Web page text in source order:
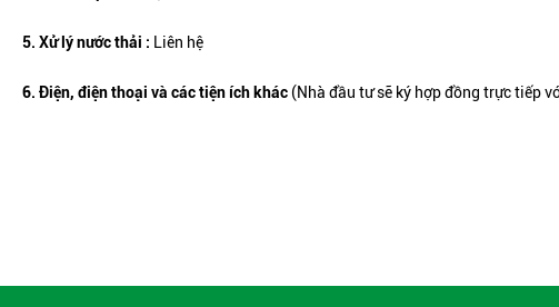
5. Xử lý nước thải : Liên hệ
6. Điện, điện thoại và các tiện ích khác (Nhà đầu tư sẽ ký hợp đồng trực tiếp